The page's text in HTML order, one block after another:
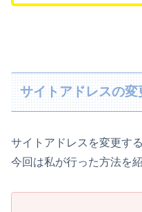
サイトアドレスの変
サイトアドレスを変更す
今回は私が行った方法を